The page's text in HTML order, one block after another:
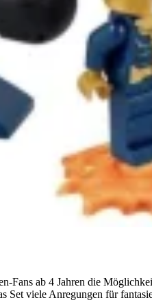
ab 4 Jahren die
Set viele Anregungen für